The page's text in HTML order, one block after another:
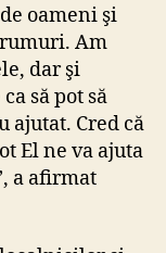
oameni şi
Am
dar şi
să pot să
ajutat. Cred că
El ne va ajuta
a afirmat